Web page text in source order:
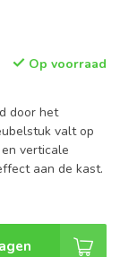
Op voorraad
door het
valt op
verticale
aan de kast.